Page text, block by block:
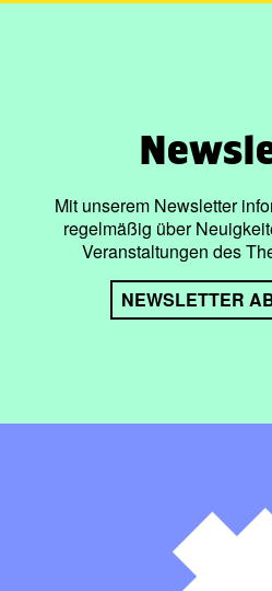
Mit unserem Newsletter
regelmäßig über
Veranstaltungen des
NEWSLETTER